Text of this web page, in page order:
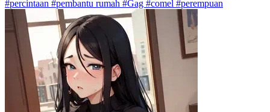
#percintaan #pembantu rumah #Gag #comel #perempuan